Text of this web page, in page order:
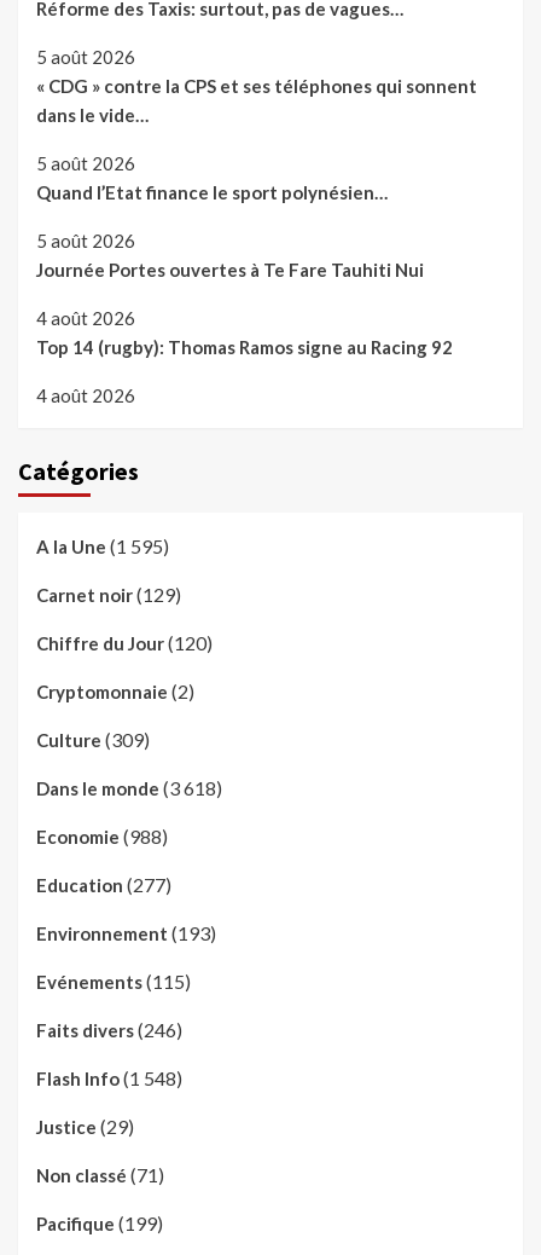
Réforme des Taxis: surtout, pas de vagues…
5 août 2026
« CDG » contre la CPS et ses téléphones qui sonnent
dans le vide…
5 août 2026
Quand l’Etat finance le sport polynésien…
5 août 2026
Journée Portes ouvertes à Te Fare Tauhiti Nui
4 août 2026
Top 14 (rugby): Thomas Ramos signe au Racing 92
4 août 2026
Catégories
A la Une (1 595)
Carnet noir(129)
Chiffre du Jour(120)
Cryptomonnaie (2)
Culture (309)
Dans le monde (3 618)
Economie (988)
Education (277)
Environnement (193)
Evénements(115)
Faits divers(246)
Flash Info(1 548)
Justice (29)
Non classé (71)
Pacifique (199)